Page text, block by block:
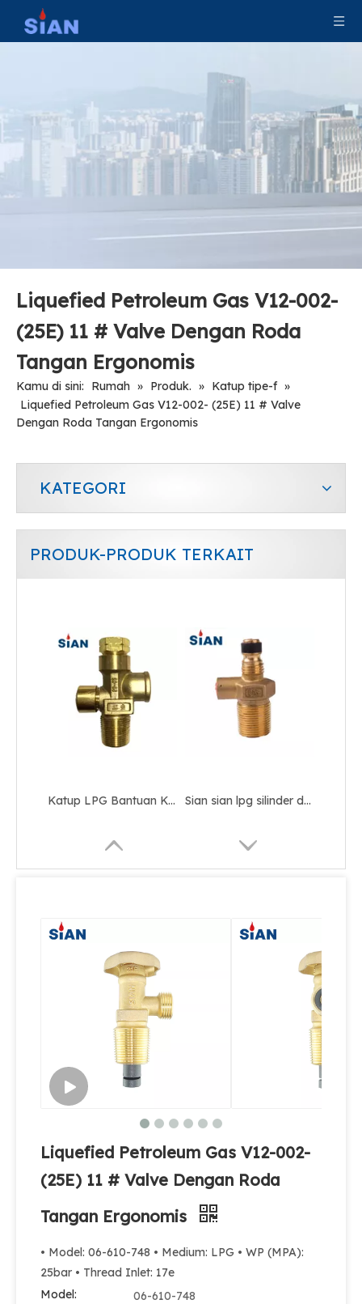
Liquefied Petroleum Gas V12-002-
(25E) 11 # Valve Dengan Roda
Tangan Ergonomis
Kamu di sini: Rumah » Produk. » Katup tipe-f »
Liquefied Petroleum Gas V12-002- (25E) 11 # Valve
Dengan Roda Tangan Ergonomis
KATEGORI
PRODUK-PRODUK TERKAIT
Katup Pemadam Api CO2 Aman
Katup LPG Bantuan Keselamatan Paduan Tembaga Sian sian lpg silinder d16 katup gas kompak untuk Filipina
Liquefied Petroleum Gas V12-002-
(25E) 11 # Valve Dengan Roda
Tangan Ergonomis
• Model: 06-610-748 • Medium: LPG • WP (MPA):
25bar • Thread Inlet: 17e
Model:
06-610-748